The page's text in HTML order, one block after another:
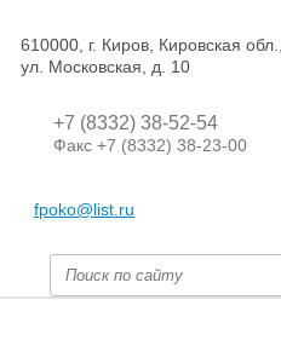
610000, г. Киров, Кировская обл.,
ул. Московская, д. 10
+7 (8332) 38-52-54
Факс +7 (8332) 38-23-00
fpoko@list.ru